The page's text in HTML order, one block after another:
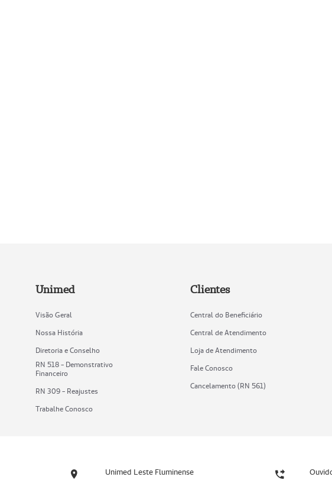
Unimed
Visão Geral
Nossa História
Diretoria e Conselho
RN 518 - Demonstrativo
Financeiro
RN 309 - Reajustes
Trabalhe Conosco
Clientes
Central do Beneficiário
Central de Atendimento
Loja de Atendimento
Fale Conosco
Cancelamento (RN 561)
Unimed Leste Fluminense